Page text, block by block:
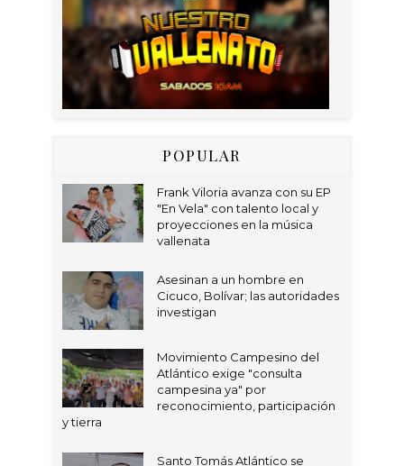
POPULAR
Frank Viloria avanza con su EP
"En Vela" con talento local y
proyecciones en la música
vallenata
Asesinan a un hombre en
Cicuco, Bolívar; las autoridades
investigan
Movimiento Campesino del
Atlántico exige "consulta
campesina ya" por
reconocimiento, participación
y tierra
Santo Tomás Atlántico se